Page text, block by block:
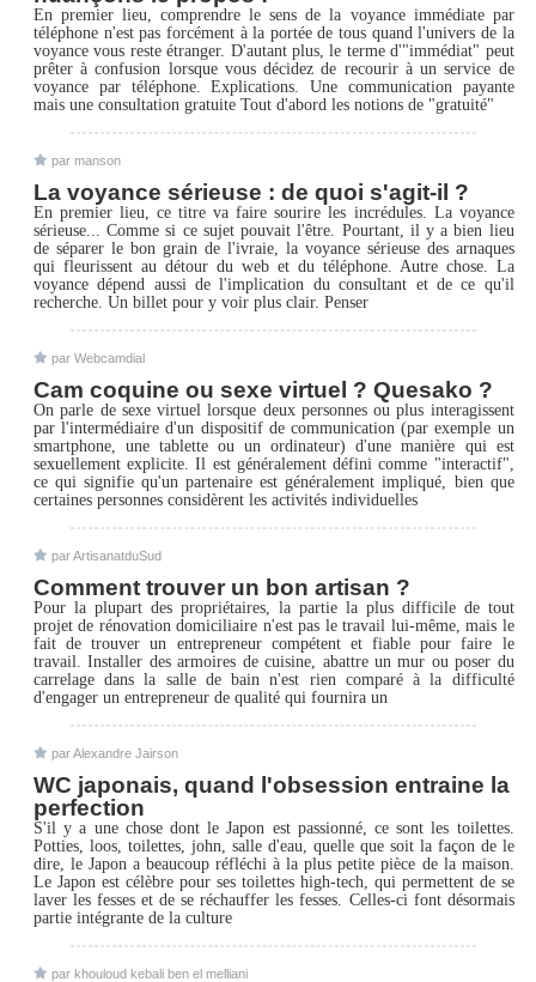
En premier lieu, comprendre le sens de la voyance immédiate par
téléphone n'est pas forcément à la portée de tous quand l'univers de la
voyance vous reste étranger. D'autant plus, le terme d'"immédiat" peut
prêter à confusion lorsque vous décidez de recourir à un service de
voyance par téléphone. Explications. Une communication payante
mais une consultation gratuite Tout d'abord les notions de "gratuité"
par manson
La voyance sérieuse : de quoi s'agit-il ?
En premier lieu, ce titre va faire sourire les incrédules. La voyance
sérieuse... Comme si ce sujet pouvait l'être. Pourtant, il y a bien lieu
de séparer le bon grain de l'ivraie, la voyance sérieuse des arnaques
qui fleurissent au détour du web et du téléphone. Autre chose. La
voyance dépend aussi de l'implication du consultant et de ce qu'il
recherche. Un billet pour y voir plus clair. Penser
par Webcamdial
Cam coquine ou sexe virtuel ? Quesako ?
On parle de sexe virtuel lorsque deux personnes ou plus interagissent
par l'intermédiaire d'un dispositif de communication (par exemple un
smartphone, une tablette ou un ordinateur) d'une manière qui est
sexuellement explicite. Il est généralement défini comme "interactif",
ce qui signifie qu'un partenaire est généralement impliqué, bien que
certaines personnes considèrent les activités individuelles
par ArtisanatduSud
Comment trouver un bon artisan ?
Pour la plupart des propriétaires, la partie la plus difficile de tout
projet de rénovation domiciliaire n'est pas le travail lui-même, mais le
fait de trouver un entrepreneur compétent et fiable pour faire le
travail. Installer des armoires de cuisine, abattre un mur ou poser du
carrelage dans la salle de bain n'est rien comparé à la difficulté
d'engager un entrepreneur de qualité qui fournira un
par Alexandre Jairson
WC japonais, quand l'obsession entraine la
perfection
S'il y a une chose dont le Japon est passionné, ce sont les toilettes.
Potties, loos, toilettes, john, salle d'eau, quelle que soit la façon de le
dire, le Japon a beaucoup réfléchi à la plus petite pièce de la maison.
Le Japon est célèbre pour ses toilettes high-tech, qui permettent de se
laver les fesses et de se réchauffer les fesses. Celles-ci font désormais
partie intégrante de la culture
par khouloud kebali ben el melliani